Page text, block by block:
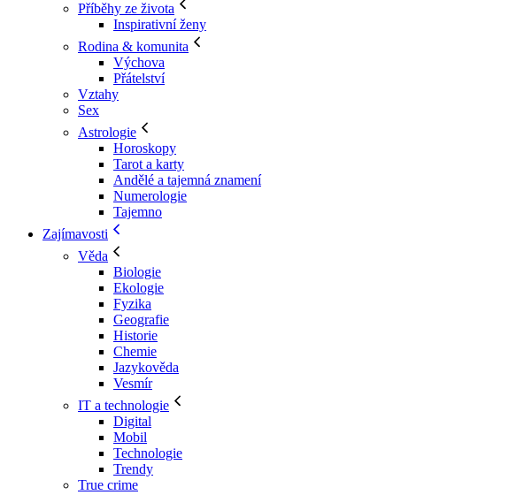
Příběhy ze života
Inspirativní ženy
Rodina & komunita
Výchova
Přátelství
Vztahy
Sex
Astrologie
Horoskopy
Tarot a karty
Andělé a tajemná znamení
Numerologie
Tajemno
Zajímavosti
Věda
Biologie
Ekologie
Fyzika
Geografie
Historie
Chemie
Jazykověda
Vesmír
IT a technologie
Digital
Mobil
Technologie
Trendy
True crime